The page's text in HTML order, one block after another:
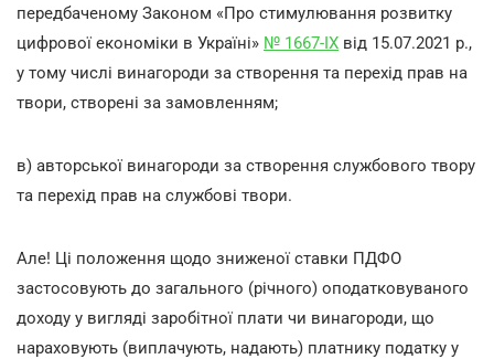
передбаченому Законом «Про стимулювання розвитку
цифрової економіки в Україні» № 1667-IX від 15.07.2021 р.,
у тому числі винагороди за створення та перехід прав на
твори, створені за замовленням;
в) авторської винагороди за створення службового твору
та перехід прав на службові твори.
Але! Ці положення щодо зниженої ставки ПДФО
застосовують до загального (річного) оподатковуваного
доходу у вигляді заробітної плати чи винагороди, що
нараховують (виплачують, надають) платнику податку у